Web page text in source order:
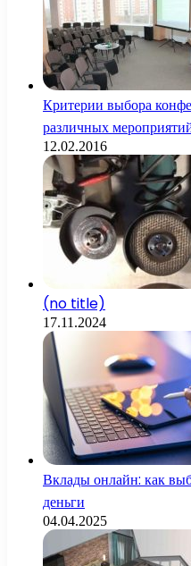
Критерии выбора
различных
12.02.2016
(no title)
17.11.2024
Вклады онлайн: как
деньги
04.04.2025